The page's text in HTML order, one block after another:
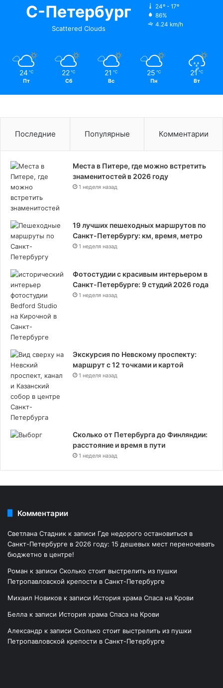
С-Петербург
Scattered Clouds
24º - 17º
86%
4.24 km/h
24 ℃
Пт
22 ℃
Сб
21 ℃
Вс
25 ℃
Пн
21 ℃
Вт
Последние Популярные Комментарии
Места в Питере, где можно встретить
знаменитостей в 2026 году
1 неделя назад
19 лучших пешеходных маршрутов по
Санкт-Петербургу: км, время, метро
1 неделя назад
Фотостудии с красивым интерьером в
Санкт-Петербурге: 9 студий 2026 года
1 неделя назад
Экскурсия по Невскому проспекту:
маршрут с 12 точками и картой
1 неделя назад
Сколько от Петербурга до Финляндии:
расстояние и время в пути
1 неделя назад
Комментарии
Светлана Стадник к записи Где недорого остановиться в
Санкт-Петербурге в 2026 году: 15 дешевых мест переночевать
бюджетно в центре!
Роман к записи Сколько стоит выстрелить из пушки
Петропавловской крепости в Санкт-Петербурге
Михаил Новиков к записи История храма Спаса на Крови
Белла к записи История храма Спаса на Крови
Александр к записи Сколько стоит выстрелить из пушки
Петропавловской крепости в Санкт-Петербурге